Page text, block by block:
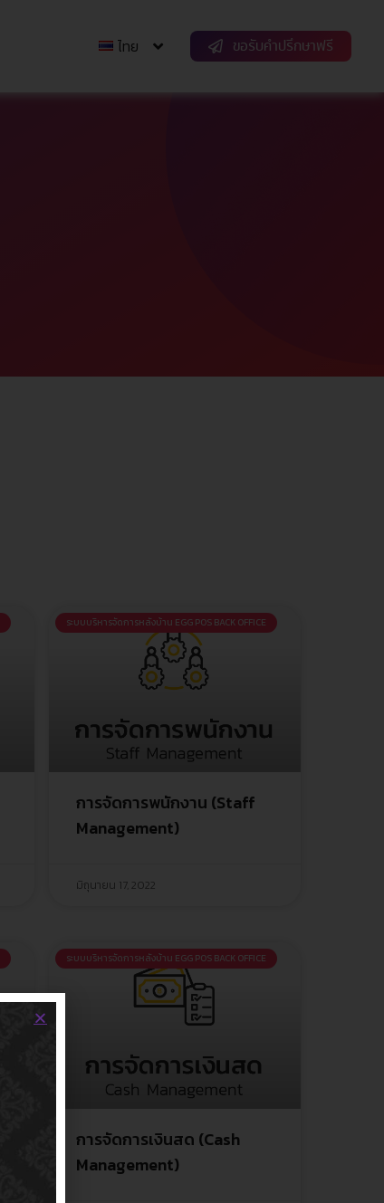
ไทย ขอรับคำปรึกษาฟรี
ระบบบริหารจัดการหลังบ้าน EGG POS BACK OFFICE
การจัดการพนักงาน (Staff
Management)
มิถุนายน 17, 2022
ระบบบริหารจัดการหลังบ้าน EGG POS BACK OFFICE
การจัดการเงินสด (Cash
Management)